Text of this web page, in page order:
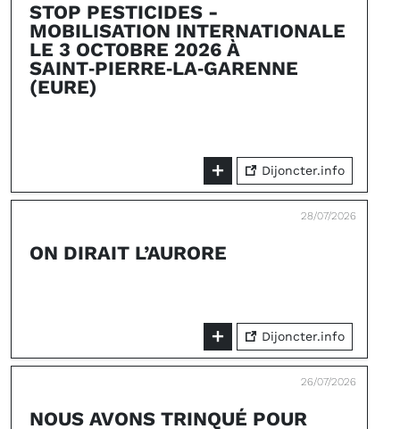
STOP PESTICIDES -
MOBILISATION INTERNATIONALE
LE 3 OCTOBRE 2026 À
SAINT‑PIERRE‑LA‑GARENNE
(EURE)
Dijoncter.info
28/07/2026
ON DIRAIT L’AURORE
Dijoncter.info
26/07/2026
NOUS AVONS TRINQUÉ POUR